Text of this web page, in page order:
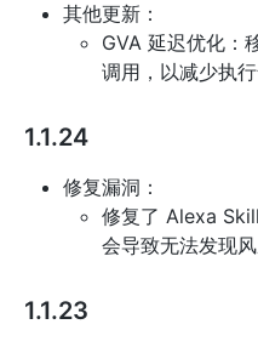
其他更新：
GVA 延迟优化：
调用，以减少执行
1.1.24
修复漏洞：
修复了 Alexa
会导致无法发现风
1.1.23